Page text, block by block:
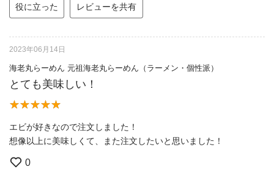
役に立った レビューを共有
2023年06月14日
海老丸らーめん 元祖海老丸らーめん（ラーメン・個性派）
とても美味しい！
エビが好きなので注文しました！
想像以上に美味しくて、また注文したいと思いました！
0